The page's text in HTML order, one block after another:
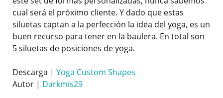
cual será el próximo cliente. Y dado que estas
siluetas captan a la perfección la idea del yoga, es un
buen recurso para tener en la baulera. En total son
5 siluetas de posiciones de yoga.
Descarga | Yoga Custom Shapes
Autor | Darkmis29